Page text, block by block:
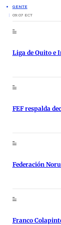
GENTE
09:07 ECT
Liga de Quito e
FEF respalda
Federación
Franco